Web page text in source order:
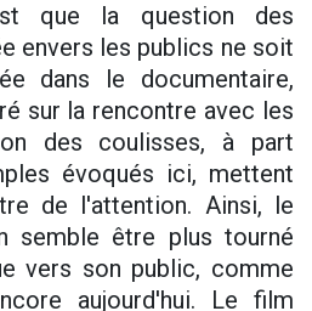
que la question des
envers les publics ne soit
dans le documentaire,
sur la rencontre avec les
des coulisses, à part
évoqués ici, mettent
de l'attention. Ainsi, le
semble être plus tourné
vers son public, comme
aujourd'hui. Le film